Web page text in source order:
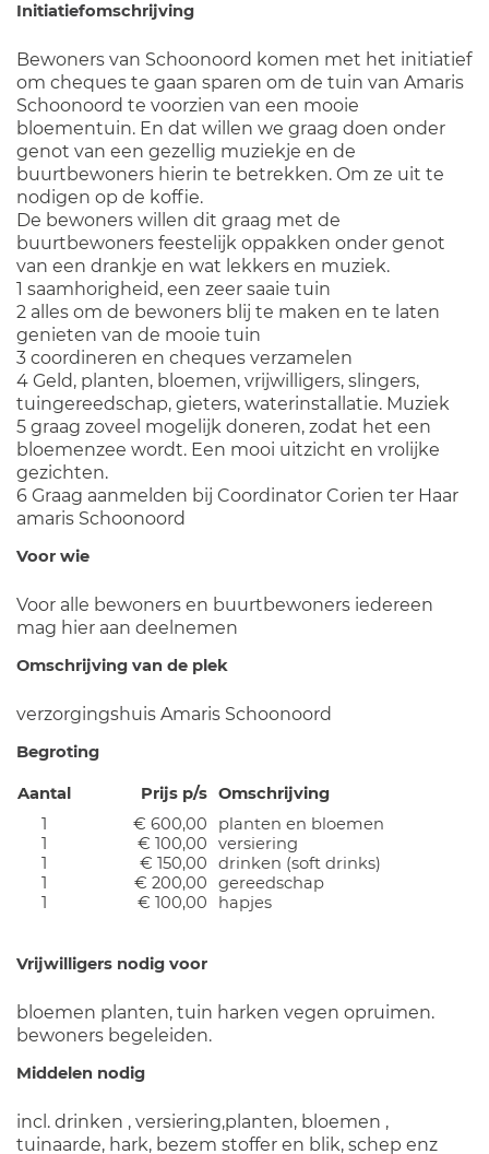
Initiatiefomschrijving
Bewoners van Schoonoord komen met het initiatief
om cheques te gaan sparen om de tuin van Amaris
Schoonoord te voorzien van een mooie
bloementuin. En dat willen we graag doen onder
genot van een gezellig muziekje en de
buurtbewoners hierin te betrekken. Om ze uit te
nodigen op de koffie.
De bewoners willen dit graag met de
buurtbewoners feestelijk oppakken onder genot
van een drankje en wat lekkers en muziek.
1 saamhorigheid, een zeer saaie tuin
2 alles om de bewoners blij te maken en te laten
genieten van de mooie tuin
3 coordineren en cheques verzamelen
4 Geld, planten, bloemen, vrijwilligers, slingers,
tuingereedschap, gieters, waterinstallatie. Muziek
5 graag zoveel mogelijk doneren, zodat het een
bloemenzee wordt. Een mooi uitzicht en vrolijke
gezichten.
6 Graag aanmelden bij Coordinator Corien ter Haar
amaris Schoonoord
Voor wie
Voor alle bewoners en buurtbewoners iedereen
mag hier aan deelnemen
Omschrijving van de plek
verzorgingshuis Amaris Schoonoord
Begroting
Aantal Prijs p/s Omschrijving
1
€ 600,00
planten en bloemen
1
€ 100,00
versiering
1
€ 150,00
drinken (soft drinks)
1
€ 200,00
gereedschap
1
€ 100,00 hapjes
Vrijwilligers nodig voor
bloemen planten, tuin harken vegen opruimen.
bewoners begeleiden.
Middelen nodig
incl. drinken , versiering,planten, bloemen ,
tuinaarde, hark, bezem stoffer en blik, schep enz